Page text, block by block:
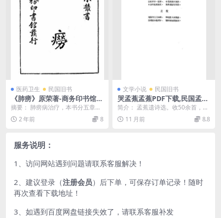
医药卫生 民国旧书
《肺痨》原荣著-商务印书馆-
民国28[1939]-肺痨下载
摘要： 肺痨病治疗，本书分五章，
内容为预防总则、消极预防法、积
极预防法、疗养总则...
2 年前 8
文学小说 民国旧书
哭孟蕉孟蕉PDF下载,民国孟蕉
诗选
简介： 孟蕉遗诗选。收50余首，书
前有赵伯方（孟蕉丈夫）的《哭孟
蕉》等诗4首，封...
11 月前 8.8
服务说明：
1、访问网站遇到问题请联系客服解决！
2、建议登录（注册会员）后下单，可保存订单记录！随时
再次查看下载地址！
3、如遇到百度网盘链接失效了，请联系客服补发